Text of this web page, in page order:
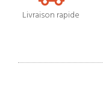
Livraison rapide